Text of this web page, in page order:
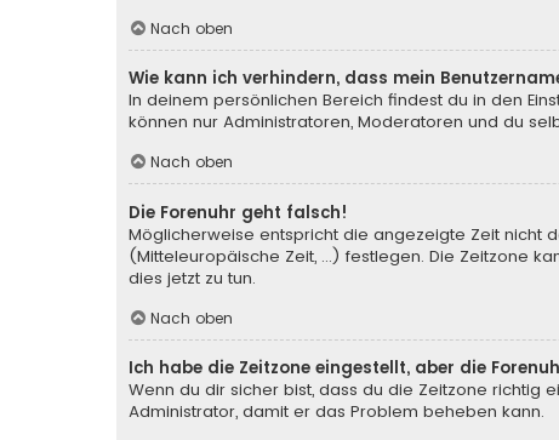
Nach oben
Wie kann ich verhindern, dass mein
In deinem persönlichen Bereich findest du in den
können nur Administratoren, Moderatoren und du
Nach oben
Die Forenuhr geht falsch!
Möglicherweise entspricht die angezeigte Zeit nicht
(Mitteleuropäische Zeit, ...) festlegen. Die Zeitzone
dies jetzt zu tun.
Nach oben
Ich habe die Zeitzone eingestellt, aber die
Wenn du dir sicher bist, dass du die Zeitzone richtig
Administrator, damit er das Problem beheben kann.